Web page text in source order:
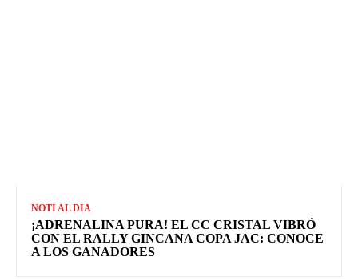
NOTI AL DIA
¡ADRENALINA PURA! EL CC CRISTAL VIBRÓ
CON EL RALLY GINCANA COPA JAC: CONOCE
A LOS GANADORES